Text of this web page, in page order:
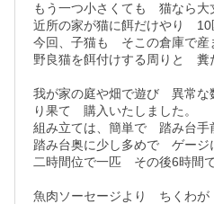
もう一つ小さくても　猫なら大
近所の家が猫に餌だけやり　10
今回、子猫も　そこの倉庫で産
野良猫を餌付けする周りと　糞
我が家の庭や畑で遊び　異常
り果て　購入いたしました。
組み立ては、簡単で　踏み台手
踏み台奥に少し多めで　ゲージ
二時間位で一匹　その後6時間
魚肉ソーセージより　ちくわ